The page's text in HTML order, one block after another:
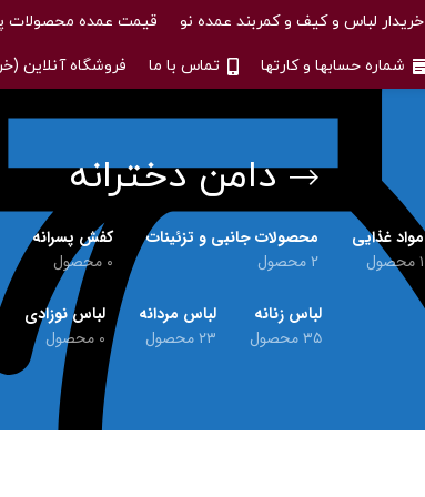
خریدار لباس و کیف و کمربند عمده نو قیمت عمده محصولات
شماره حسابها و کارتها تماس با ما فروشگاه آنلاین
دامن دخترانه
مواد غذایی
۱ محصول
محصولات جانبی و تزئینات
۲ محصول
کفش پسرانه
۰ محصول
لباس زنانه
۳۵ محصول
لباس مردانه
۲۳ محصول
لباس نوزادی
۰ محصول